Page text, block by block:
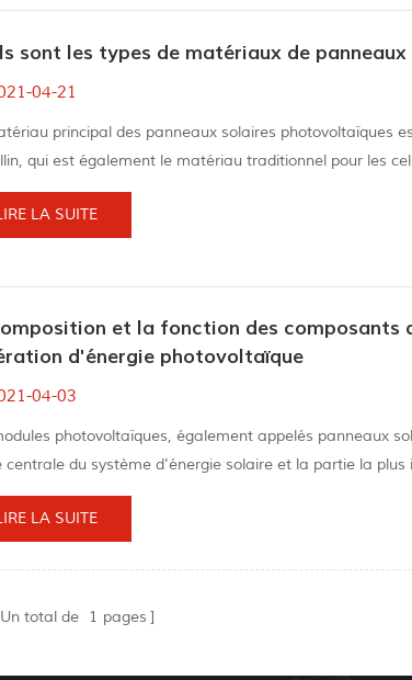
sont les types de matériaux de panneaux
04-21
principal des panneaux solaires photovoltaïques
qui est également le matériau traditionnel pour les
de Polysilicon provient principalement des semi-
solaires. Selon différentes exigences de pureté, il est
LA SUITE
et la fonction des composants
d'énergie photovoltaïque
04-03
photovoltaïques, également appelés panneaux
centrale du système d'énergie solaire et la partie la plus
d'alimentation solaire : Le rôle des modules
l'énergie solaire en énergie électrique et à l'envoyer
LA SUITE
Un total de 1 pages